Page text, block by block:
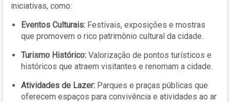
iniciativas, como:
Eventos Culturais: Festivais, exposições e mostras
que promovem o rico patrimônio cultural da cidade.
Turismo Histórico: Valorização de pontos turísticos e
históricos que atraem visitantes e renomam a cidade.
Atividades de Lazer: Parques e praças públicas que
oferecem espaços para convivência e atividades ao ar